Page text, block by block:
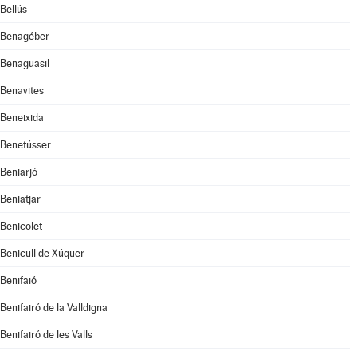
Bellús
Benagéber
Benaguasil
Benavites
Beneixida
Benetússer
Beniarjó
Beniatjar
Benicolet
Benicull de Xúquer
Benifaió
Benifairó de la Valldigna
Benifairó de les Valls